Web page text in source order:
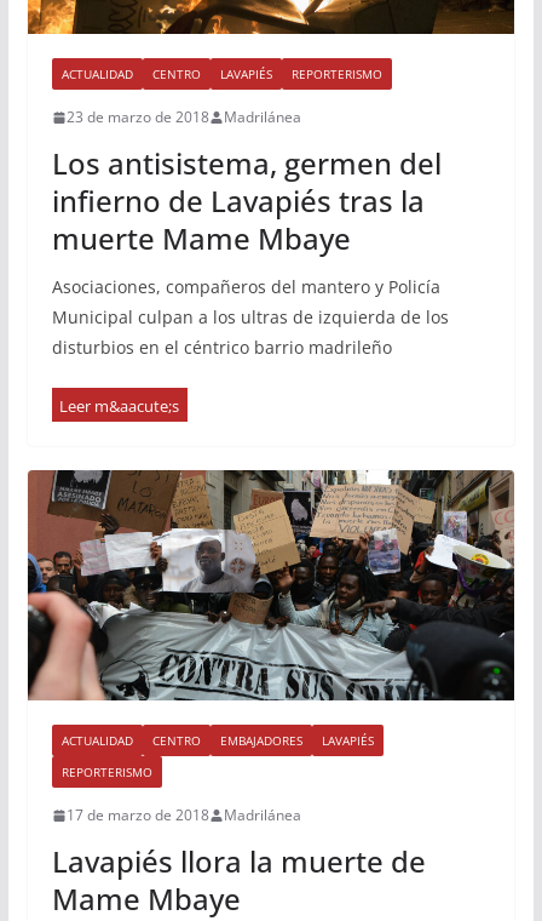
ACTUALIDAD CENTRO LAVAPIÉS REPORTERISMO
23 de marzo de 2018 Madrilánea
Los antisistema, germen del
infierno de Lavapiés tras la
muerte Mame Mbaye
Asociaciones, compañeros del mantero y Policía
Municipal culpan a los ultras de izquierda de los
disturbios en el céntrico barrio madrileño
ACTUALIDAD CENTRO EMBAJADORES
LAVAPIÉS
REPORTERISMO
17 de marzo de 2018 Madrilánea
Lavapiés llora la muerte de
Mame Mbaye